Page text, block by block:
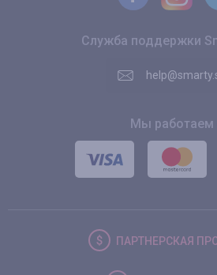
Служба поддержки
Мы работаем
ПАРТНЕРСКАЯ